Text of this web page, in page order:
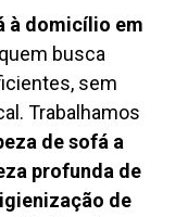
à domicílio em
busca
sem
Trabalhamos
de sofá a
profunda de
de